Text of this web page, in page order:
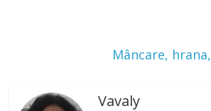
Mâncare,
Vavaly